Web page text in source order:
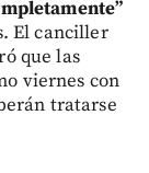
El canciller
que las
viernes con
tratarse